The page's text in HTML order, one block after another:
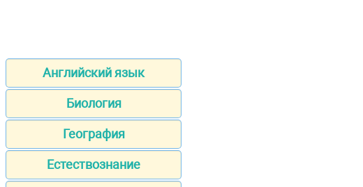
Английский язык
Биология
География
Естествознание